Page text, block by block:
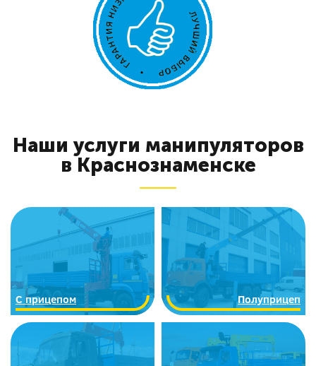
Наши услуги манипуляторов
в Краснознаменске
C прицепом Полуприцеп